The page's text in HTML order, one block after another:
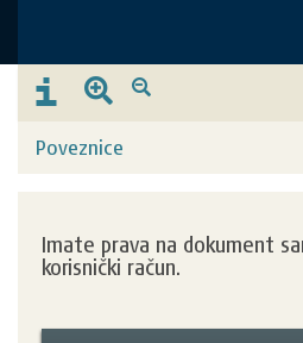
Poveznice
Imate prava na dokument
korisnički račun.